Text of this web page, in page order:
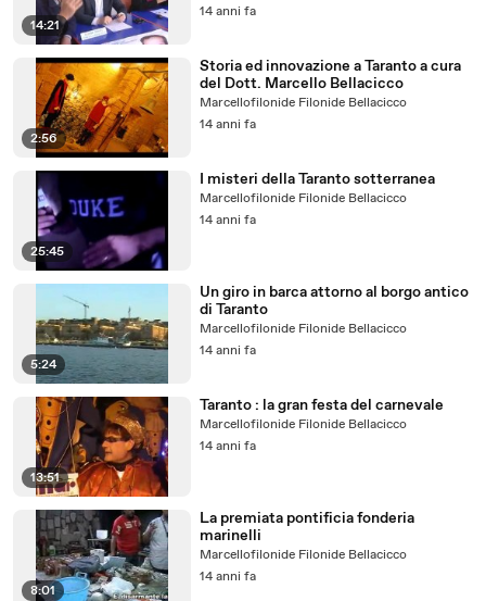
14:21
14 anni fa
2:56
Storia ed innovazione a Taranto a cura
del Dott. Marcello Bellacicco
Marcellofilonide Filonide Bellacicco
14 anni fa
25:45
I misteri della Taranto sotterranea
Marcellofilonide Filonide Bellacicco
14 anni fa
5:24
Un giro in barca attorno al borgo antico
di Taranto
Marcellofilonide Filonide Bellacicco
14 anni fa
13:51
Taranto : la gran festa del carnevale
Marcellofilonide Filonide Bellacicco
14 anni fa
8:01
La premiata pontificia fonderia
marinelli
Marcellofilonide Filonide Bellacicco
14 anni fa